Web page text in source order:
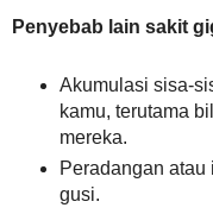
Penyebab lain sakit
Akumulasi sisa-
kamu, terutama
mereka.
Peradangan
gusi.